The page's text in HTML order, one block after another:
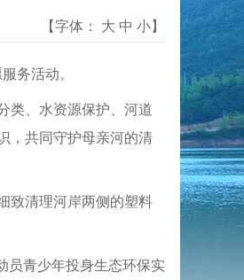
【字体： 大 中 小】
务活动。
类、水资源保护、河道
，共同守护母亲河的清
致清理河岸两侧的塑料
员青少年投身生态环保实